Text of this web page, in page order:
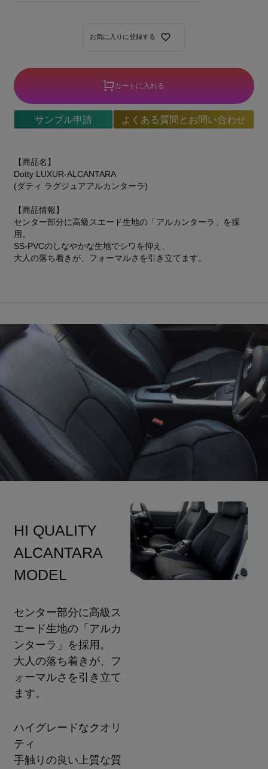
お気に入りに登録する
カートに入れる
サンプル申請 よくある質問とお問い合わせ
【商品名】
Dotty LUXUR-ALCANTARA
(ダティ ラグジュアアルカンターラ)
【商品情報】
センター部分に高級スエード生地の「アルカンターラ」を採
用。
SS-PVCのしなやかな生地でシワを抑え、
大人の落ち着きが、フォーマルさを引き立てます。
HI QUALITY
ALCANTARA
MODEL
センター部分に高級ス
エード生地の「アルカ
ンターラ」を採用。
大人の落ち着きが、フ
ォーマルさを引き立て
ます。
ハイグレードなクオリ
ティ
手触りの良い上質な質